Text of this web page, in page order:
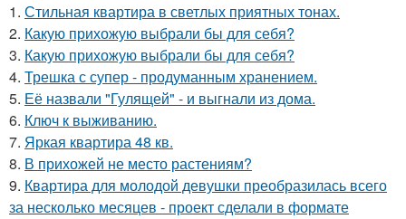
1. Стильная квартира в светлых приятных тонах.
2. Какую прихожую выбрали бы для себя?
3. Какую прихожую выбрали бы для себя?
4. Трешка с супер - продуманным хранением.
5. Её назвали "Гулящей" - и выгнали из дома.
6. Ключ к выживанию.
7. Яркая квартира 48 кв.
8. В прихожей не место растениям?
9. Квартира для молодой девушки преобразилась всего
за несколько месяцев - проект сделали в формате